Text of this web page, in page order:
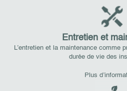
Entretien et
L’entretien et la maintenance comme
durée de vie des
Plus